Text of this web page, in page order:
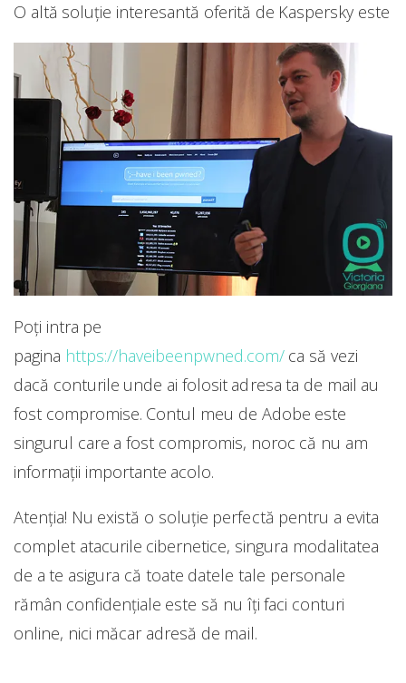
O altă soluție interesantă oferită de Kaspersky este
Poți intra pe
pagina https://haveibeenpwned.com/ca să vezi
dacă conturile unde ai folosit adresa ta de mail au
fost compromise. Contul meu de Adobe este
singurul care a fost compromis, noroc că nu am
informații importante acolo.
Atenția! Nu există o soluție perfectă pentru a evita
complet atacurile cibernetice, singura modalitatea
de a te asigura că toate datele tale personale
rămân confidențiale este să nu îți faci conturi
online, nici măcar adresă de mail.